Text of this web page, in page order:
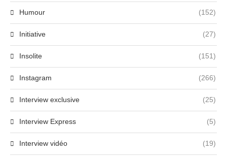
Humour (152)
Initiative (27)
Insolite (151)
Instagram (266)
Interview exclusive (25)
Interview Express (5)
Interview vidéo (19)